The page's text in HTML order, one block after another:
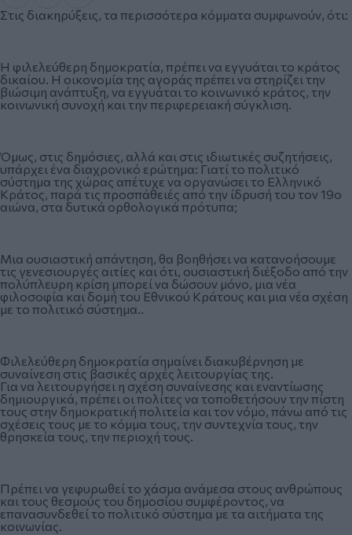
Στις διακηρύξεις, τα περισσότερα κόμματα συμφωνούν, ότι:
Η φιλελεύθερη δημοκρατία, πρέπει να εγγυάται το κράτος
δικαίου. Η οικονομία της αγοράς πρέπει να στηρίζει την
βιώσιμη ανάπτυξη, να εγγυάται το κοινωνικό κράτος, την
κοινωνική συνοχή και την περιφερειακή σύγκλιση.
Όμως, στις δημόσιες, αλλά και στις ιδιωτικές συζητήσεις,
υπάρχει ένα διαχρονικό ερώτημα: Γιατί το πολιτικό
σύστημα της χώρας απέτυχε να οργανώσει το Ελληνικό
Κράτος, παρά τις προσπάθειές από την ίδρυσή του τον 19ο
αιώνα, στα δυτικά ορθολογικά πρότυπα;
Μια ουσιαστική απάντηση, θα βοηθήσει να κατανοήσουμε
τις γενεσιουργές αιτίες και ότι, ουσιαστική διέξοδο από την
πολύπλευρη κρίση μπορεί να δώσουν μόνο, μια νέα
φιλοσοφία και δομή του Εθνικού Κράτους και μια νέα σχέση
με το πολιτικό σύστημα..
Φιλελεύθερη δημοκρατία σημαίνει διακυβέρνηση με
συναίνεση στις βασικές αρχές λειτουργίας της.
Για να λειτουργήσει η σχέση συναίνεσης και εναντίωσης
δημιουργικά, πρέπει οι πολίτες να τοποθετήσουν την πίστη
τους στην δημοκρατική πολιτεία και τον νόμο, πάνω από τις
σχέσεις τους με το κόμμα τους, την συντεχνία τους, την
θρησκεία τους, την περιοχή τους.
Πρέπει να γεφυρωθεί το χάσμα ανάμεσα στους ανθρώπους
και τους θεσμούς του δημοσίου συμφέροντος, να
επανασυνδεθεί το πολιτικό σύστημα με τα αιτήματα της
κοινωνίας.